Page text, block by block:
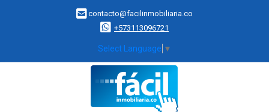
contacto@facilinmobiliaria.co
+573113096721
Select Language ▼